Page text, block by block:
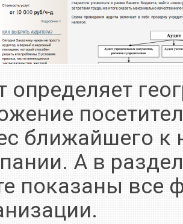
определяет
ближайшего к
А в
показаны все